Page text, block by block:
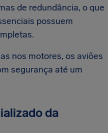
de redundância, o que
possuem
nos motores, os aviões
segurança até um
da